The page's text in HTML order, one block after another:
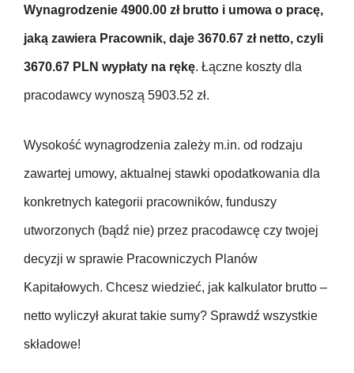
Wynagrodzenie 4900.00 zł brutto i umowa o pracę,
jaką zawiera Pracownik, daje 3670.67 zł netto, czyli
3670.67 PLN wypłaty na rękę. Łączne koszty dla
pracodawcy wynoszą 5903.52 zł.
Wysokość wynagrodzenia zależy m.in. od rodzaju
zawartej umowy, aktualnej stawki opodatkowania dla
konkretnych kategorii pracowników, funduszy
utworzonych (bądź nie) przez pracodawcę czy twojej
decyzji w sprawie Pracowniczych Planów
Kapitałowych. Chcesz wiedzieć, jak kalkulator brutto –
netto wyliczył akurat takie sumy? Sprawdź wszystkie
składowe!